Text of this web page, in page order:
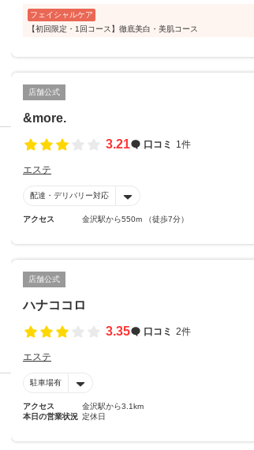
フェイシャルケア
【初回限定・1回コース】徹底美白・美肌コース
店舗公式
&more.
3.21
口コミ 1件
エステ
配達・デリバリー対応
アクセス 金沢駅から550m （徒歩7分）
店舗公式
ハナココロ
3.35
口コミ 2件
エステ
駐車場有
アクセス
金沢駅から3.1km
本日の営業状況 定休日